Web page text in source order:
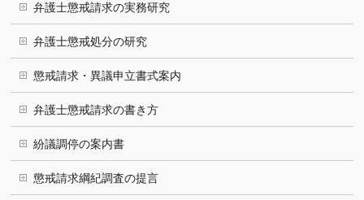
弁護士懲戒請求の実務研究
弁護士懲戒処分の研究
懲戒請求・異議申立書式案内
弁護士懲戒請求の書き方
紛議調停の案内書
懲戒請求綱紀調査の提言